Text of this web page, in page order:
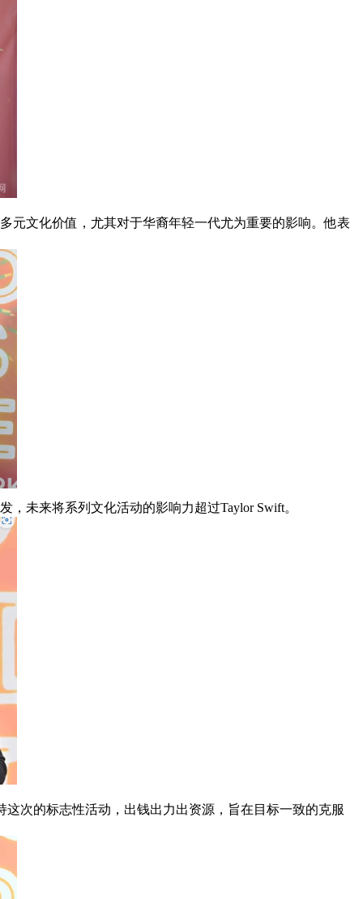
元文化价值，尤其对于华裔年轻一代尤为重要的影响。他表
未来将系列文化活动的影响力超过Taylor Swift。
次的标志性活动，出钱出力出资源，旨在目标一致的克服